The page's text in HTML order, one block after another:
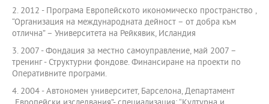
2. 2012 - Програма Европейското икономическо пространство ,
“Организация на международната дейност – от добра към
отлична” – Университета на Рейкявик, Исландия
3. 2007 - Фондация за местно самоуправление, май 2007 –
тренинг - Структурни фондове. Финансиране на проекти по
Оперативните програми.
4. 2004 - Автономен университет, Барселона, Департамент